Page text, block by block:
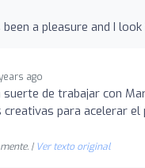
been a pleasure and I
ago
suerte de trabajar con
para acelerar
| Ver texto original